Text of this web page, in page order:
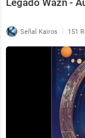
Señal Kairos | 151